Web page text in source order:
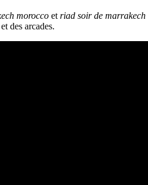
morocco et riad soir de marrakech
des arcades.